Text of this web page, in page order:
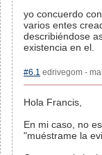
yo concuerdo
varios entes
describiéndose
existencia en el.
#6.1 edrivegom -
Hola Francis,
En mi caso, no
"muéstrame la